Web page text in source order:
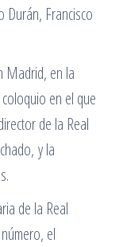
Francisco
Madrid, en la
en el que
de la Real
y la
de la Real
el